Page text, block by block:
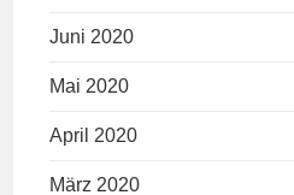
Juni 2020
Mai 2020
April 2020
März 2020